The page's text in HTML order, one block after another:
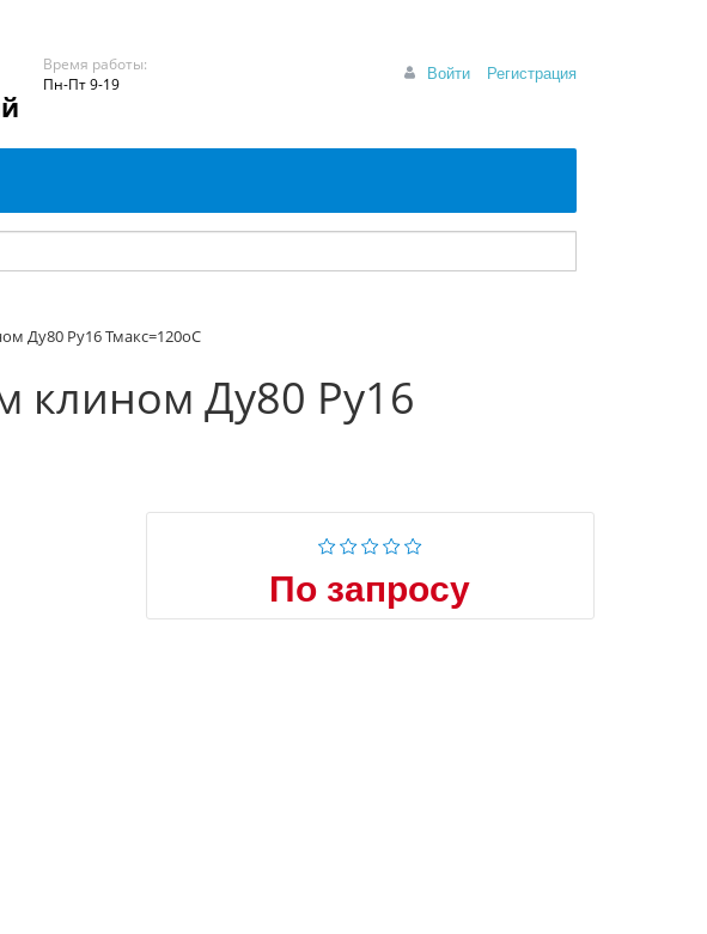
Войти Регистрация
Время работы:
Пн-Пт 9-19
Ду80 Ру16 Тмакс=120оС
клином Ду80 Ру16
По запросу